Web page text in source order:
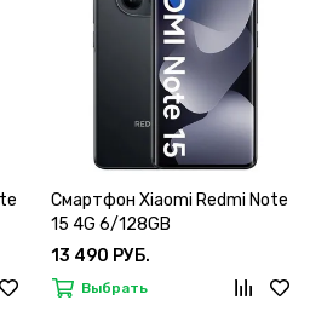
Смартфон Xiaomi Redmi Note
15 4G 6/128GB
13 490 РУБ.
Выбрать